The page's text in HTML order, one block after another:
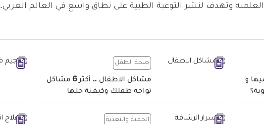
وتهدف لنشر التوعية الطبية على نطاق واسع في العالم العربي.
و
صحة الطفل
مشاكل الاطفال .. أكثر 6 مشاكل
تواجه طفلك وكيفية حلها
الحمية والتغذية